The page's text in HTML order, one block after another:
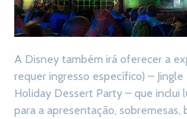
A Disney também irá oferecer a
requer ingresso específico) – Jingle
Holiday Dessert Party – que inclui
para a apresentação, sobremesas,